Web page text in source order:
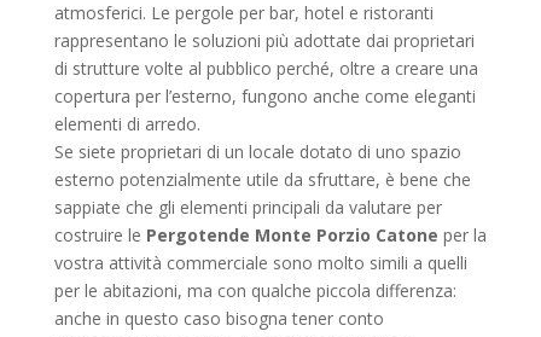
atmosferici. Le pergole per bar, hotel e ristoranti
rappresentano le soluzioni più adottate dai proprietari
di strutture volte al pubblico perché, oltre a creare una
copertura per l’esterno, fungono anche come eleganti
elementi di arredo.
Se siete proprietari di un locale dotato di uno spazio
esterno potenzialmente utile da sfruttare, è bene che
sappiate che gli elementi principali da valutare per
costruire le Pergotende Monte Porzio Catone per la
vostra attività commerciale sono molto simili a quelli
per le abitazioni, ma con qualche piccola differenza:
anche in questo caso bisogna tener conto